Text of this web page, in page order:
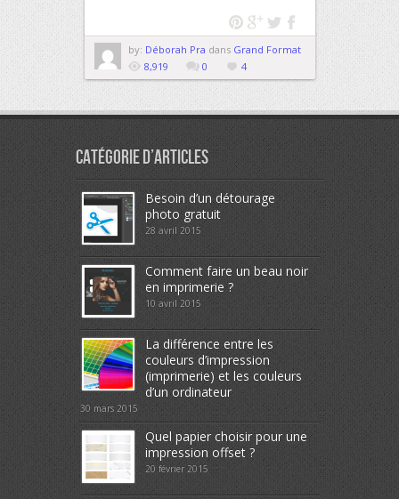
by: Déborah Pra dans Grand Format
8,919
0 4
Catégorie d’articles
Besoin d’un détourage
photo gratuit
28 avril 2015
Comment faire un beau noir
en imprimerie ?
10 avril 2015
La différence entre les
couleurs d’impression
(imprimerie) et les couleurs
d’un ordinateur
30 mars 2015
Quel papier choisir pour une
impression offset ?
20 février 2015